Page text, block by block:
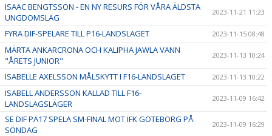
ISAAC BENGTSSON - EN NY RESURS FÖR VÅRA ÄLDSTA
UNGDOMSLAG
2023-11-21 11:23
FYRA DIF-SPELARE TILL P16-LANDSLAGET 2023-11-15 08:48
MÄRTA ANKARCRONA OCH KALIPHA JAWLA VANN
"ÅRETS JUNIOR"
2023-11-13 10:24
ISABELLE AXELSSON MÅLSKYTT I F16-LANDSLAGET 2023-11-13 10:22
ISABELL ANDERSSON KALLAD TILL F16-
LANDSLAGSLÄGER
2023-11-09 16:42
SE DIF PA17 SPELA SM-FINAL MOT IFK GÖTEBORG PÅ
SÖNDAG
2023-11-09 16:29